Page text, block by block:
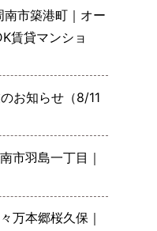
南市築港町｜オー
賃貸マンショ
お知らせ（8/11
市羽島一丁目｜
万本郷桜久保｜